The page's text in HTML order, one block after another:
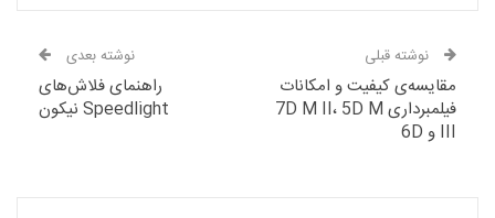
نوشته قبلی
مقایسه‌ی کیفیت و امکانات
فیلمبرداری 7D M II، 5D M
III و 6D
نوشته بعدی
راهنمای فلاش‌های
Speedlight نیکون